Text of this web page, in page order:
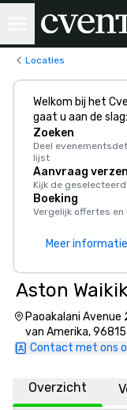
Locaties
Welkom bij het
gaat u aan de slag:
Zoeken
Deel
lijst
Aanvraag
Kijk de
Boeking
Vergelijk offertes
Meer informatie
Aston
Paoakalani Avenue
van Amerika, 96815
Contact met ons
Overzicht